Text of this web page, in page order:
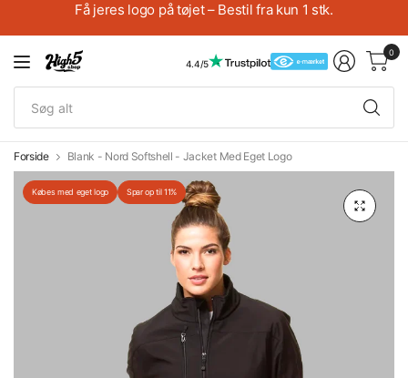
Få jeres logo på tøjet – Bestil fra kun 1 stk.
4.4/5
0
Forside Blank - Nord Softshell - Jacket Med Eget Logo
Købes med eget logo Spar op til 11%